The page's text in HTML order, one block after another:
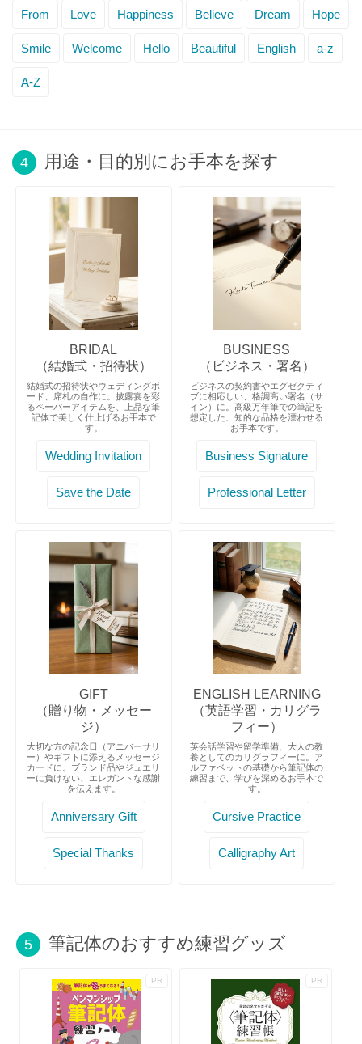
From Love Happiness Believe Dream Hope
Smile Welcome Hello Beautiful English a-z
A-Z
4 用途・目的別にお手本を探す
BRIDAL
（結婚式・招待状）
結婚式の招待状やウェディングボ
ード、席札の自作に。披露宴を彩
るペーパーアイテムを、上品な筆
記体で美しく仕上げるお手本で
す。
Wedding Invitation
Save the Date
BUSINESS
（ビジネス・署名）
ビジネスの契約書やエグゼクティ
ブに相応しい、格調高い署名（サ
イン）に。高級万年筆での筆記を
想定した、知的な品格を漂わせる
お手本です。
Business Signature
Professional Letter
GIFT
（贈り物・メッセー
ジ）
大切な方の記念日（アニバーサリ
ー）やギフトに添えるメッセージ
カードに。ブランド品やジュエリ
ーに負けない、エレガントな感謝
を伝えます。
Anniversary Gift
Special Thanks
ENGLISH LEARNING
（英語学習・カリグラ
フィー）
英会話学習や留学準備、大人の教
養としてのカリグラフィーに。ア
ルファベットの基礎から筆記体の
練習まで、学びを深めるお手本で
す。
Cursive Practice
Calligraphy Art
5 筆記体のおすすめ練習グッズ